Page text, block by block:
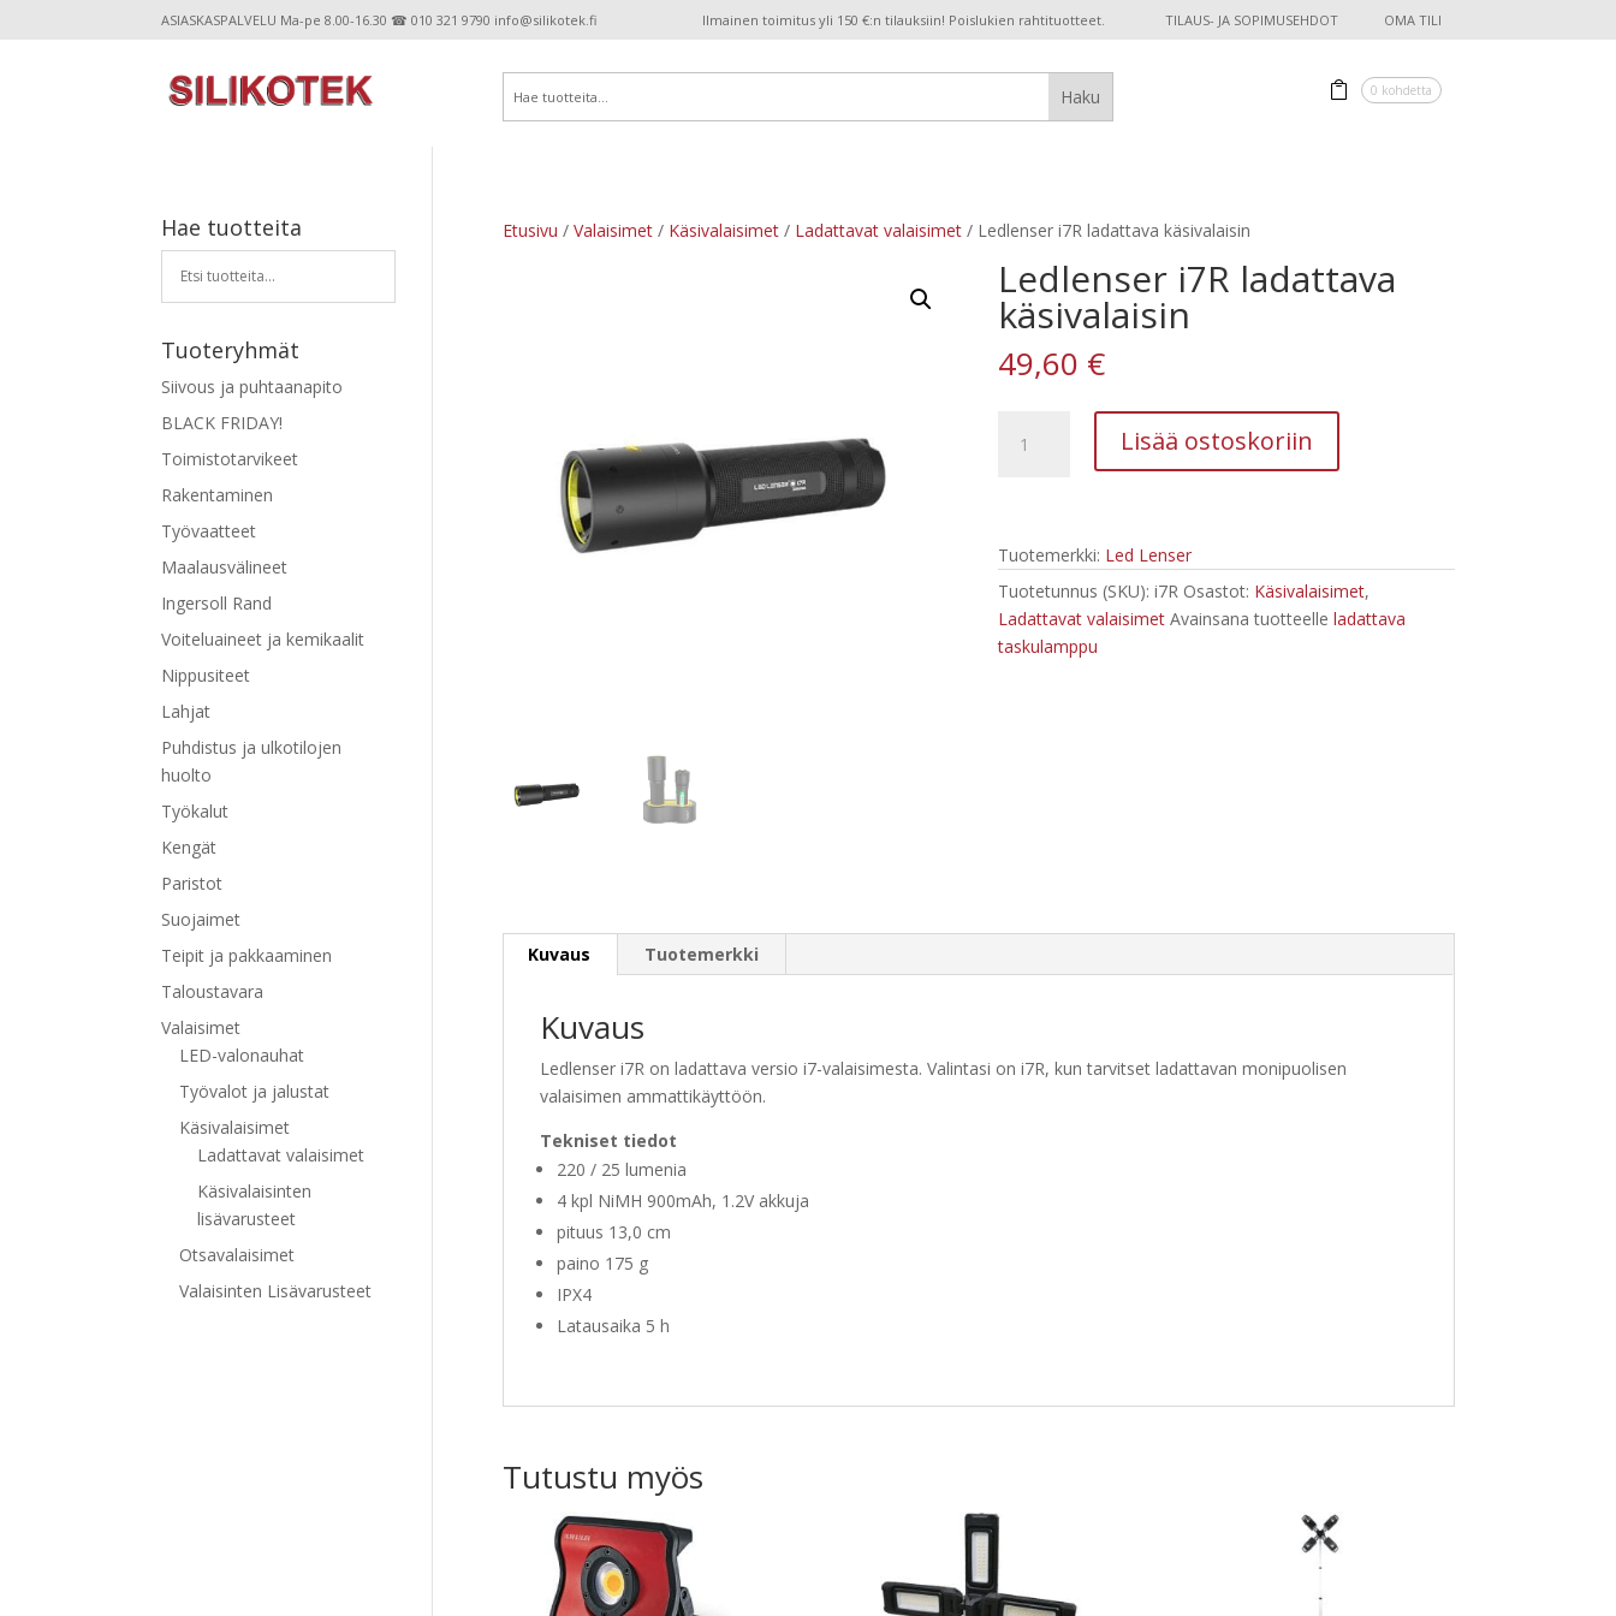
ASIASKASPALVELU Ma-pe 8.00-16.30 ☎ 010 321 9790 info@silikotek.fi Ilmainen toimitus yli 150 €:n tilauksiin! Poislukien rahtituotteet. TILAUS- JA SOPIMUSEHDOT OMA TILI
0 kohdetta
Etusivu / Valaisimet/ Käsivalaisimet/ Ladattavat valaisimet/ Ledlenser i7R ladattava käsivalaisin
Ledlenser i7R ladattava
käsivalaisin
49,60 €
Lisää ostoskoriin
Tuotemerkki: Led Lenser
Tuotetunnus (SKU): i7R Osastot: Käsivalaisimet,
Ladattavat valaisimet Avainsana tuotteelle ladattava
taskulamppu
Kuvaus Tuotemerkki
Kuvaus
Ledlenser i7R on ladattava versio i7-valaisimesta. Valintasi on i7R, kun tarvitset ladattavan monipuolisen
valaisimen ammattikäyttöön.
Tekniset tiedot
220 / 25 lumenia
4 kpl NiMH 900mAh, 1.2V akkuja
pituus 13,0 cm
paino 175 g
IPX4
Latausaika 5 h
Tutustu myös
Hae tuotteita
Tuoteryhmät
Siivous ja puhtaanapito
BLACK FRIDAY!
Toimistotarvikeet
Rakentaminen
Työvaatteet
Maalausvälineet
Ingersoll Rand
Voiteluaineet ja kemikaalit
Nippusiteet
Lahjat
Puhdistus ja ulkotilojen
huolto
Työkalut
Kengät
Paristot
Suojaimet
Teipit ja pakkaaminen
Taloustavara
Valaisimet
LED-valonauhat
Työvalot ja jalustat
Käsivalaisimet
Ladattavat valaisimet
Käsivalaisinten
lisävarusteet
Otsavalaisimet
Valaisinten Lisävarusteet